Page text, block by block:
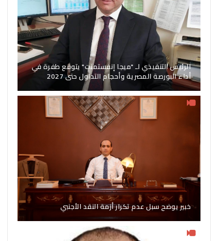
الرئيس التنفيذي لـ "ميجا إنفستمنت" يتوقع طفرة في
أداء البورصة المصرية وأحجام التداول حتى 2027
خبير يوضح سبل عدم تكرار أزمة النقد الأجنبي